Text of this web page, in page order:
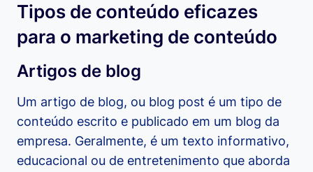
Tipos de conteúdo eficazes
para o marketing de conteúdo
Artigos de blog
Um artigo de blog, ou blog post é um tipo de
conteúdo escrito e publicado em um blog da
empresa. Geralmente, é um texto informativo,
educacional ou de entretenimento que aborda